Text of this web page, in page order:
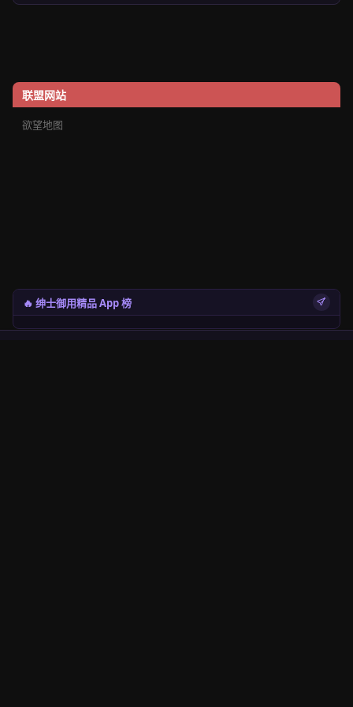
联盟网站
欲望地图
🔥 绅士御用精品 App 榜